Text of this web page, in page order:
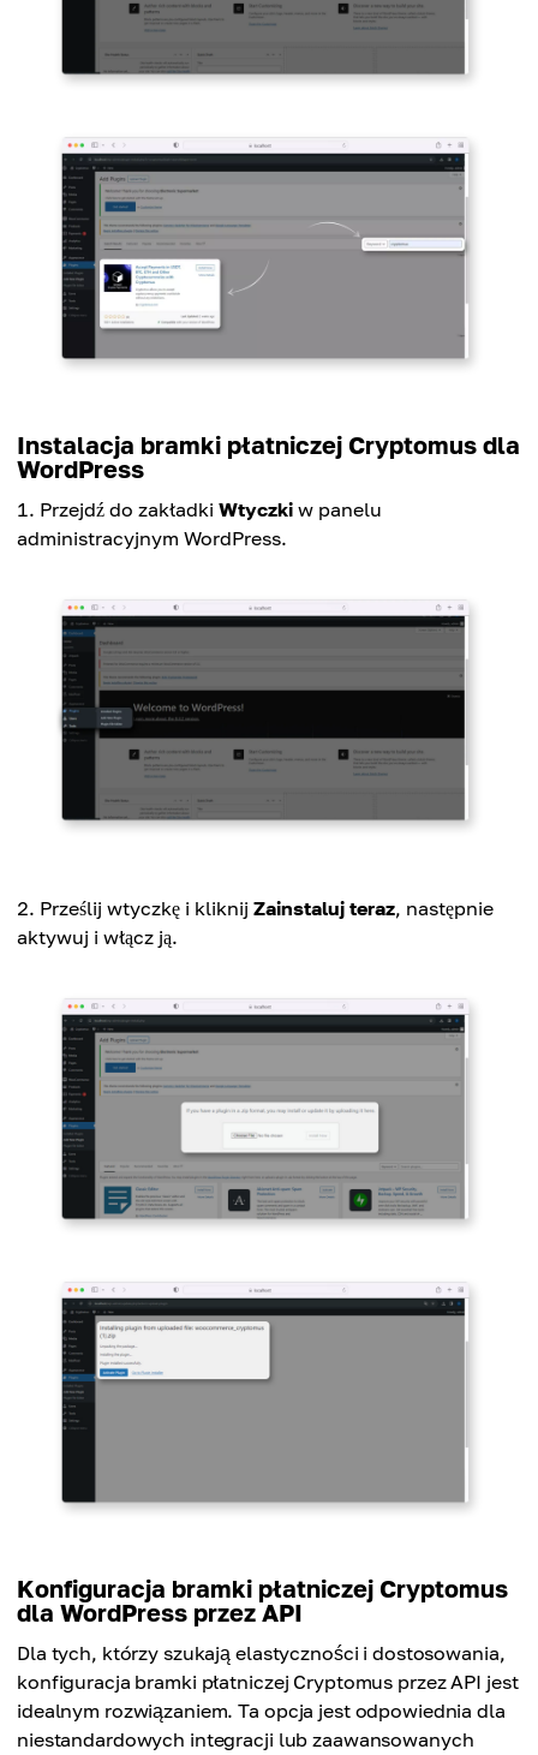
Instalacja bramki płatniczej Cryptomus dla
WordPress
Przejdź do zakładki Wtyczki w panelu
administracyjnym WordPress.
Prześlij wtyczkę i kliknij Zainstaluj teraz, następnie
aktywuj i włącz ją.
Konfiguracja bramki płatniczej Cryptomus
dla WordPress przez API
Dla tych, którzy szukają elastyczności i dostosowania,
konfiguracja bramki płatniczej Cryptomus przez API jest
idealnym rozwiązaniem. Ta opcja jest odpowiednia dla
niestandardowych integracji lub zaawansowanych